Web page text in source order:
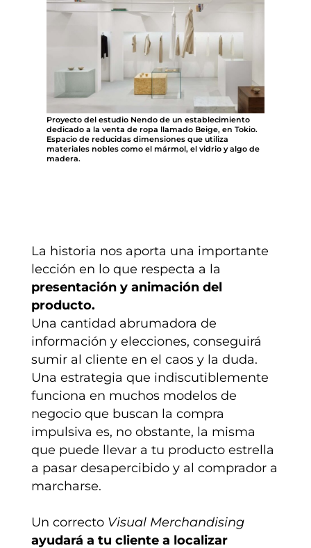
Proyecto del estudio Nendo de un establecimiento
dedicado a la venta de ropa llamado Beige, en Tokio.
Espacio de reducidas dimensiones que utiliza
materiales nobles como el mármol, el vidrio y algo de
madera.
La historia nos aporta una importante
lección en lo que respecta a la
presentación y animación del
producto.
Una cantidad abrumadora de
información y elecciones, conseguirá
sumir al cliente en el caos y la duda.
Una estrategia que indiscutiblemente
funciona en muchos modelos de
negocio que buscan la compra
impulsiva es, no obstante, la misma
que puede llevar a tu producto estrella
a pasar desapercibido y al comprador a
marcharse.
Un correcto Visual Merchandising
ayudará a tu cliente a localizar